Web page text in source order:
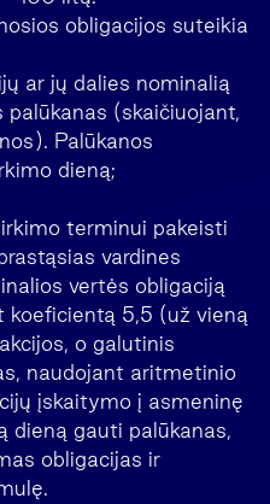
obligacijos suteikia
ar jų dalies nominalią
(skaičiuojant,
Palūkanos
dieną;
terminui pakeisti
vardines
vertės obligaciją
koeficientą 5,5 (už vieną
o galutinis
naudojant aritmetinio
įskaitymo į asmeninę
dieną gauti palūkanas,
obligacijas ir